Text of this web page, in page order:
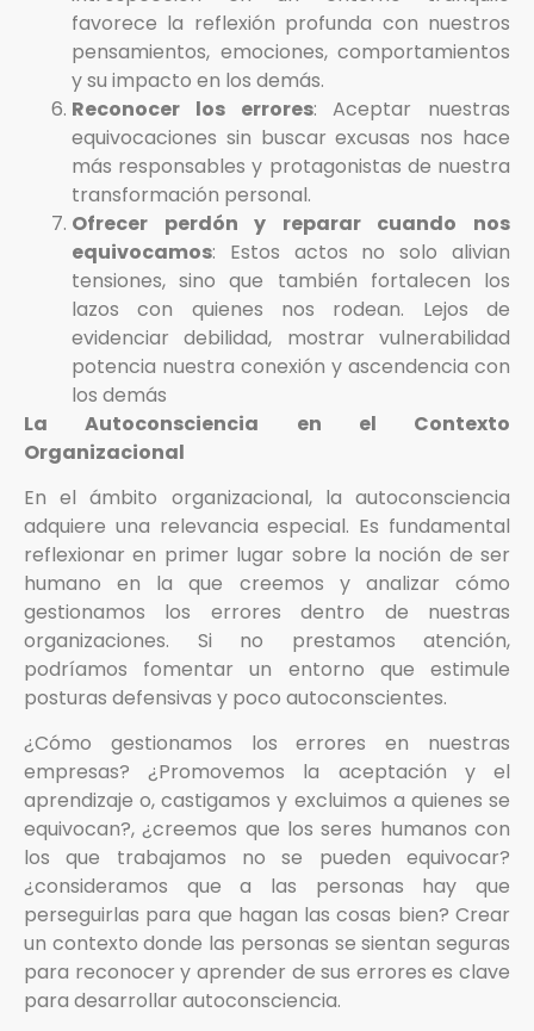
favorece la reflexión profunda con nuestros
pensamientos, emociones, comportamientos
y su impacto en los demás.
Reconocer los errores: Aceptar nuestras
equivocaciones sin buscar excusas nos hace
más responsables y protagonistas de nuestra
transformación personal.
Ofrecer perdón y reparar cuando nos
equivocamos: Estos actos no solo alivian
tensiones, sino que también fortalecen los
lazos con quienes nos rodean. Lejos de
evidenciar debilidad, mostrar vulnerabilidad
potencia nuestra conexión y ascendencia con
los demás
La Autoconsciencia en el Contexto
Organizacional
En el ámbito organizacional, la autoconsciencia
adquiere una relevancia especial. Es fundamental
reflexionar en primer lugar sobre la noción de ser
humano en la que creemos y analizar cómo
gestionamos los errores dentro de nuestras
organizaciones. Si no prestamos atención,
podríamos fomentar un entorno que estimule
posturas defensivas y poco autoconscientes.
¿Cómo gestionamos los errores en nuestras
empresas? ¿Promovemos la aceptación y el
aprendizaje o, castigamos y excluimos a quienes se
equivocan?, ¿creemos que los seres humanos con
los que trabajamos no se pueden equivocar?
¿consideramos que a las personas hay que
perseguirlas para que hagan las cosas bien? Crear
un contexto donde las personas se sientan seguras
para reconocer y aprender de sus errores es clave
para desarrollar autoconsciencia.